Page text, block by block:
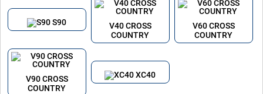
S90
V40 CROSS
COUNTRY
V60 CROSS
COUNTRY
V90 CROSS
COUNTRY
XC40